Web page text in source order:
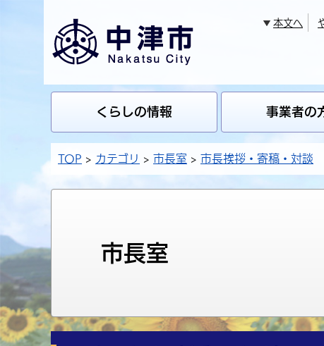
本文へ
くらしの情報 事業者の
TOP カテゴリ 市長室 市長挨拶・寄稿・対談
市長室